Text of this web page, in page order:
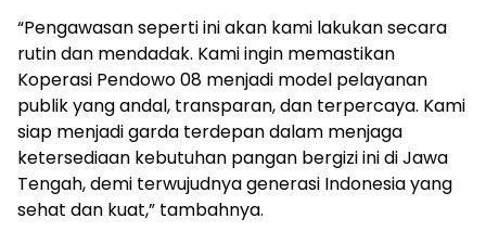
“Pengawasan seperti ini akan kami lakukan secara
rutin dan mendadak. Kami ingin memastikan
Koperasi Pendowo 08 menjadi model pelayanan
publik yang andal, transparan, dan terpercaya. Kami
siap menjadi garda terdepan dalam menjaga
ketersediaan kebutuhan pangan bergizi ini di Jawa
Tengah, demi terwujudnya generasi Indonesia yang
sehat dan kuat,” tambahnya.